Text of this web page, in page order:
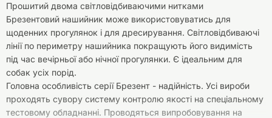
Прошитий двома світловідбиваючими нитками
Брезентовий нашийник може використовуватись для
щоденних прогулянок і для дресирування. Світловідбиваючі
лінії по периметру нашийника покращують його видимість
під час вечірньої або нічної прогулянки. Є ідеальним для
собак усіх порід.
Головна особливість серії Брезент - надійність. Усі вироби
проходять сувору систему контролю якості на спеціальному
тестовому обладнанні. Проводяться випробовування на